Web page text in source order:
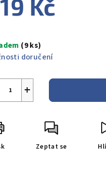
Kč
(9 ks)
doručení
+
Zeptat se